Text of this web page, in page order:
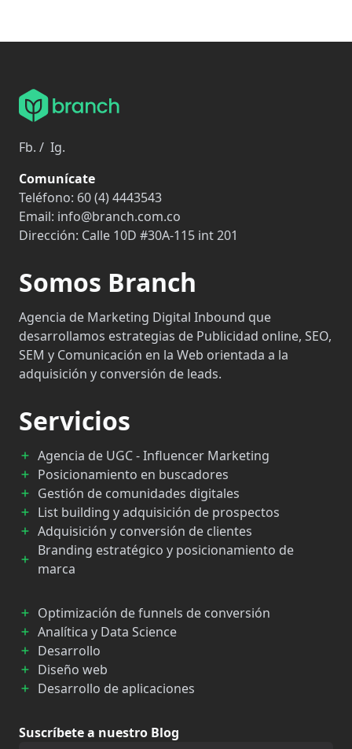
Fb. / Ig.
Comunícate
Teléfono: 60 (4) 4443543
Email: info@branch.com.co
Dirección: Calle 10D #30A-115 int 201
Somos Branch
Agencia de Marketing Digital Inbound que
desarrollamos estrategias de Publicidad online, SEO,
SEM y Comunicación en la Web orientada a la
adquisición y conversión de leads.
Servicios
Agencia de UGC - Influencer Marketing
Posicionamiento en buscadores
Gestión de comunidades digitales
List building y adquisición de prospectos
Adquisición y conversión de clientes
Branding estratégico y posicionamiento de
marca
Optimización de funnels de conversión
Analítica y Data Science
Desarrollo
Diseño web
Desarrollo de aplicaciones
Suscríbete a nuestro Blog